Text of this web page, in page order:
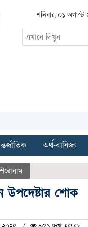
শনিবার, ০১ অগাস্ট
অর্থ-বানিজ্য
উপদেষ্টার শোক